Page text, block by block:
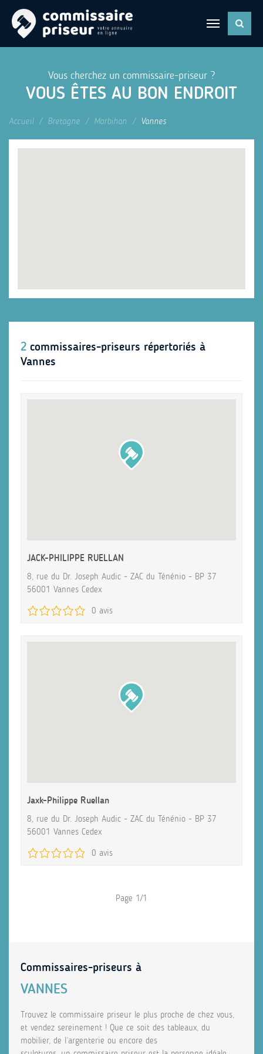
Vous cherchez un commissaire-priseur ?
VOUS ÊTES AU BON ENDROIT
Accueil Bretagne Morbihan Vannes
2 commissaires-priseurs répertoriés à
Vannes
JACK-PHILIPPE RUELLAN
8, rue du Dr. Joseph Audic - ZAC du Ténénio - BP 37
56001 Vannes Cedex
0 avis
Jaxk-Philippe Ruellan
8, rue du Dr. Joseph Audic - ZAC du Ténénio - BP 37
56001 Vannes Cedex
0 avis
Page 1/1
Commissaires-priseurs à
VANNES
Trouvez le commissaire priseur le plus proche de chez vous,
et vendez sereinement ! Que ce soit des tableaux, du
mobilier, de l’argenterie ou encore des